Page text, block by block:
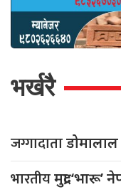
भर्खरै
जग्गादाता
भारतीयमुद्रा